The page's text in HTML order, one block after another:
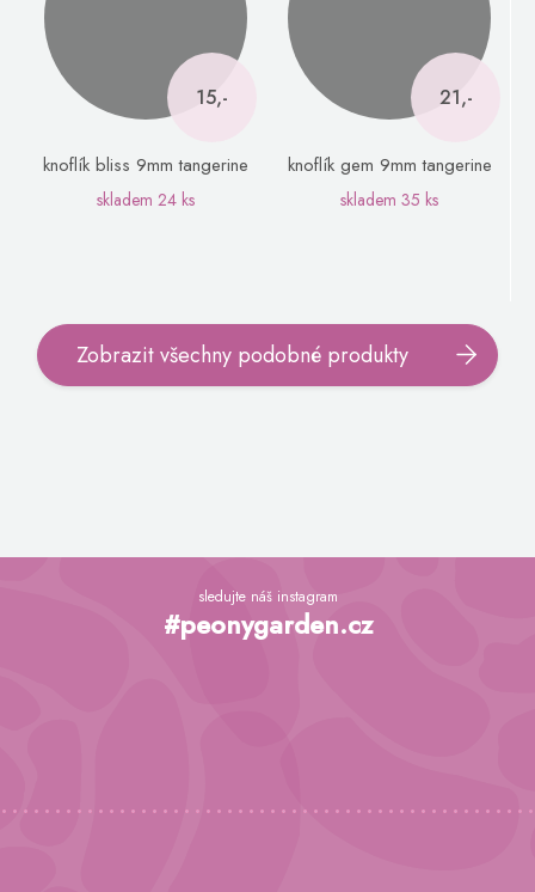
15,-
knoflík bliss 9mm tangerine
skladem 24 ks
21,-
knoflík gem 9mm tangerine
skladem 35 ks
Zobrazit všechny podobné produkty
Z
sledujte náš instagram
#peonygarden.cz